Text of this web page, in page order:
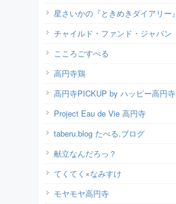
星さいかの『ときめきダイアリー』
チャイルド・ファンド・ジャパン
こころごすぺる
高円寺鶏
高円寺PICKUP by ハッピー高円寺
Project Eau de Vie 高円寺
taberu.blog たべる.ブログ
献立なんだろっ？
てくてく×なみすけ
モヤモヤ高円寺